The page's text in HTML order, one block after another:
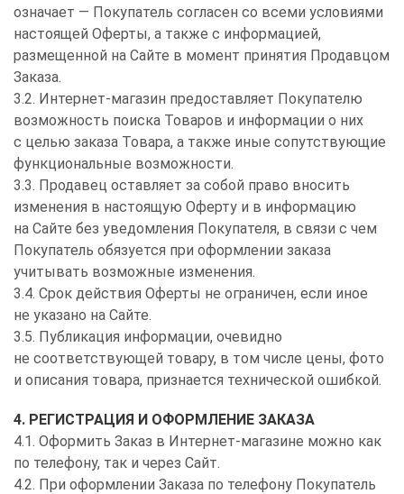
означает — Покупатель согласен со всеми условиями
настоящей Оферты, а также с информацией,
размещенной на Сайте в момент принятия Продавцом
Заказа.
3.2. Интернет-магазин предоставляет Покупателю
возможность поиска Товаров и информации о них
с целью заказа Товара, а также иные сопутствующие
функциональные возможности.
3.3. Продавец оставляет за собой право вносить
изменения в настоящую Оферту и в информацию
на Сайте без уведомления Покупателя, в связи с чем
Покупатель обязуется при оформлении заказа
учитывать возможные изменения.
3.4. Срок действия Оферты не ограничен, если иное
не указано на Сайте.
3.5. Публикация информации, очевидно
не соответствующей товару, в том числе цены, фото
и описания товара, признается технической ошибкой.
4. РЕГИСТРАЦИЯ И ОФОРМЛЕНИЕ ЗАКАЗА
4.1. Оформить Заказ в Интернет-магазине можно как
по телефону, так и через Сайт.
4.2. При оформлении Заказа по телефону Покупатель